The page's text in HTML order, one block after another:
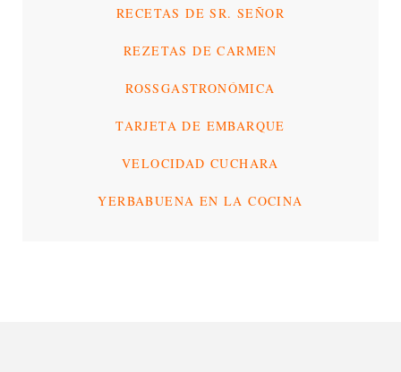
RECETAS DE SR. SEÑOR
REZETAS DE CARMEN
ROSSGASTRONÓMICA
TARJETA DE EMBARQUE
VELOCIDAD CUCHARA
YERBABUENA EN LA COCINA